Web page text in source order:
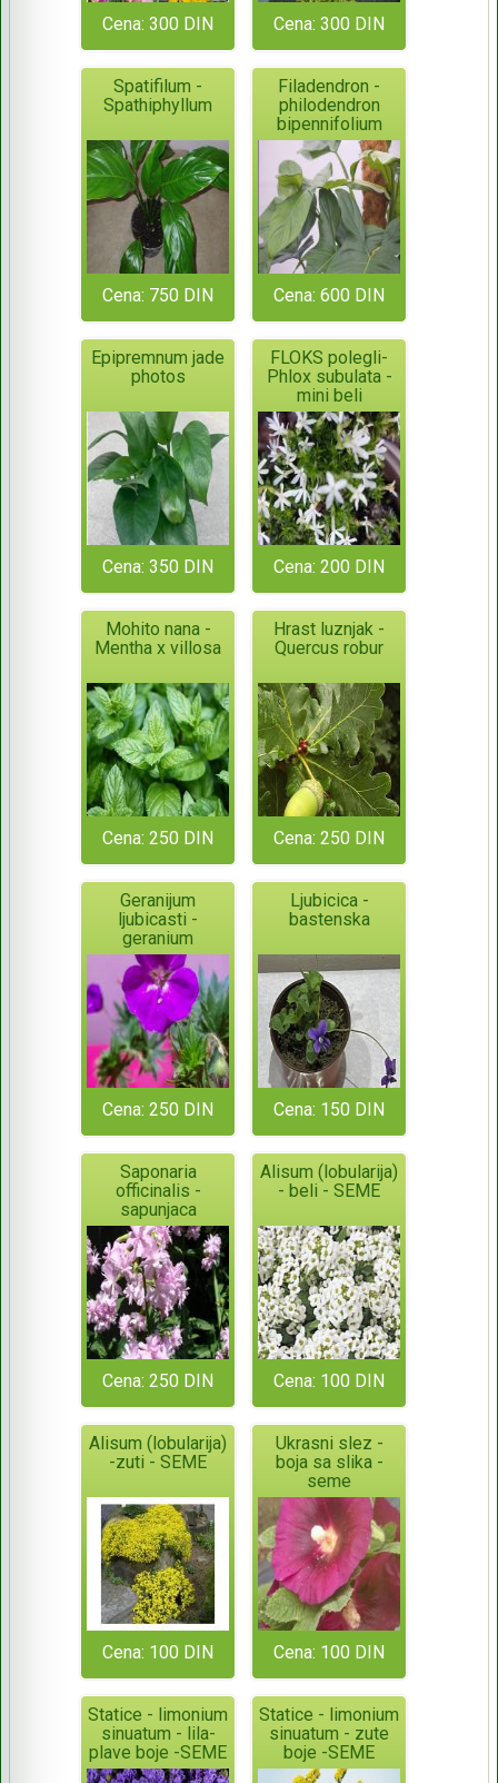
Cena: 300 DIN Cena: 300 DIN
Spatifilum -
Spathiphyllum
Cena: 750 DIN
Filadendron -
philodendron
bipennifolium
Cena: 600 DIN
Epipremnum jade
photos
Cena: 350 DIN
FLOKS polegli-
Phlox subulata -
mini beli
Cena: 200 DIN
Mohito nana -
Mentha x villosa
Cena: 250 DIN
Hrast luznjak -
Quercus robur
Cena: 250 DIN
Geranijum
ljubicasti -
geranium
Cena: 250 DIN
Ljubicica -
bastenska
Cena: 150 DIN
Saponaria
officinalis -
sapunjaca
Cena: 250 DIN
Alisum (lobularija)
- beli - SEME
Cena: 100 DIN
Alisum (lobularija)
-zuti - SEME
Cena: 100 DIN
Ukrasni slez -
boja sa slika -
seme
Cena: 100 DIN
Statice - limonium
sinuatum - lila-
plave boje -SEME
Statice - limonium
sinuatum - zute
boje -SEME